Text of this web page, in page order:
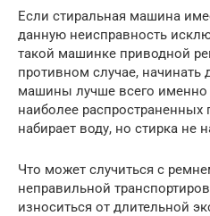
Если стиральная машина
данную неисправность
такой машинке приводной
противном случае, начинать
машины лучше всего именно
наиболее
набирает воду, но стирка не
Что может случиться с
неправильной
износиться от длительной